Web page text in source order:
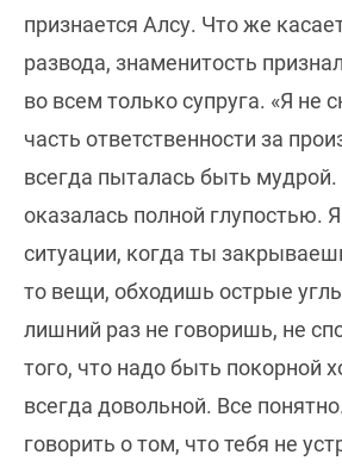
признается Алсу. Что же
развода, знаменитость
во всем только супруга. «Я не
часть ответственности за
всегда пыталась быть
оказалась полной глупостью.
ситуации, когда ты
то вещи, обходишь острые
лишний раз не говоришь, не
того, что надо быть покорной
всегда довольной. Все
говорить о том, что тебя не